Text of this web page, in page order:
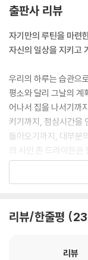
출판사 리뷰
자기만의 루틴을 마련
자신의 일상을 지키고
우리의 하루는 습관으
평소와 달리 그날의 계
어나서 집을 나서기까
키기까지, 점심시간을
돌아오기까지, 대부분
의 시인 존 드라이든은
다음에는 습관이 우리
은 되풀이하는 딱 그만
시간을 습관이 채우고
리뷰/한줄평 23
리뷰